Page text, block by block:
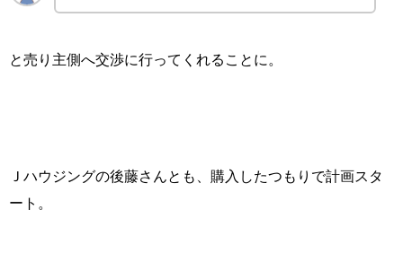
と売り主側へ交渉に行ってくれることに。
Ｊハウジングの後藤さんとも、購入したつもりで計画スタ
ート。